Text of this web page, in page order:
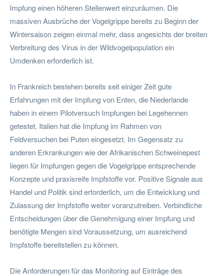
Impfung einen höheren Stellenwert einzuräumen. Die
massiven Ausbrüche der Vogelgrippe bereits zu Beginn der
Wintersaison zeigen einmal mehr, dass angesichts der breiten
Verbreitung des Virus in der Wildvogelpopulation ein
Umdenken erforderlich ist.
In Frankreich bestehen bereits seit einiger Zeit gute
Erfahrungen mit der Impfung von Enten, die Niederlande
haben in einem Pilotversuch Impfungen bei Legehennen
getestet. Italien hat die Impfung im Rahmen von
Feldversuchen bei Puten eingesetzt. Im Gegensatz zu
anderen Erkrankungen wie der Afrikanischen Schweinepest
liegen für Impfungen gegen die Vogelgrippe entsprechende
Konzepte und praxisreife Impfstoffe vor. Positive Signale aus
Handel und Politik sind erforderlich, um die Entwicklung und
Zulassung der Impfstoffe weiter voranzutreiben. Verbindliche
Entscheidungen über die Genehmigung einer Impfung und
benötigte Mengen sind Voraussetzung, um ausreichend
Impfstoffe bereitstellen zu können.
Die Anforderungen für das Monitoring auf Einträge des